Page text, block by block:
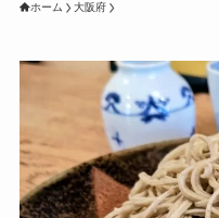
ホーム 大阪府